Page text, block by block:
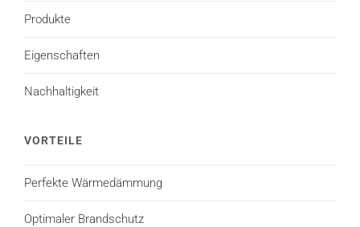
Produkte
Eigenschaften
Nachhaltigkeit
VORTEILE
Perfekte Wärmedämmung
Optimaler Brandschutz